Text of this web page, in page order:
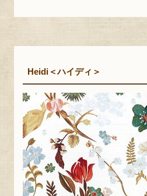
Heidi＜ハイディ＞